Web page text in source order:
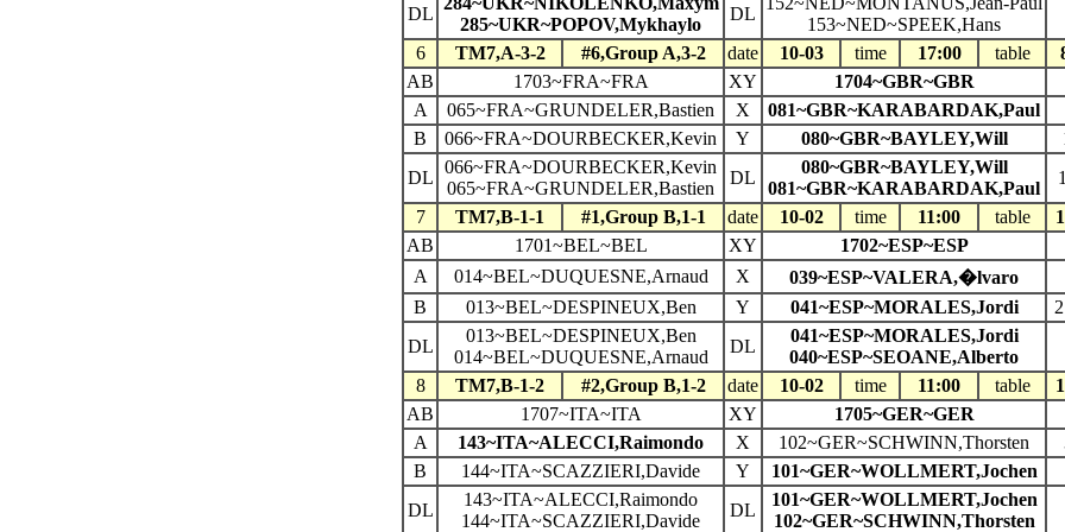
DL
285~UKR~POPOV,Mykhaylo
DL
153~NED~SPEEK,Hans
6
TM7,A-3-2 #6,Group A,3-2 date 10-03 time 17:00 table
AB
1703~FRA~FRA XY
1704~GBR~GBR
A
065~FRA~GRUNDELER,Bastien X
081~GBR~KARABARDAK,Paul
B
066~FRA~DOURBECKER,Kevin Y 080~GBR~BAYLEY,Will
DL
066~FRA~DOURBECKER,Kevin
065~FRA~GRUNDELER,Bastien
DL
080~GBR~BAYLEY,Will
081~GBR~KARABARDAK,Paul
7
TM7,B-1-1 #1,Group B,1-1 date 10-02 time 11:00 table
AB
1701~BEL~BEL XY
1702~ESP~ESP
A
014~BEL~DUQUESNE,Arnaud X
039~ESP~VALERA,�lvaro
B
013~BEL~DESPINEUX,Ben Y 041~ESP~MORALES,Jordi
DL
013~BEL~DESPINEUX,Ben
014~BEL~DUQUESNE,Arnaud
DL
041~ESP~MORALES,Jordi
040~ESP~SEOANE,Alberto
8
TM7,B-1-2 #2,Group B,1-2 date 10-02 time 11:00 table
AB
1707~ITA~ITA XY
1705~GER~GER
A
143~ITA~ALECCI,Raimondo X 102~GER~SCHWINN,Thorsten
B
144~ITA~SCAZZIERI,Davide Y
101~GER~WOLLMERT,Jochen
DL
143~ITA~ALECCI,Raimondo
144~ITA~SCAZZIERI,Davide
DL
101~GER~WOLLMERT,Jochen
102~GER~SCHWINN,Thorsten